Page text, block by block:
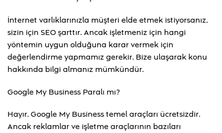
İnternet varlıklarınızla müşteri elde etmek istiyorsanız,
sizin için SEO şarttır. Ancak işletmeniz için hangi
yöntemin uygun olduğuna karar vermek için
değerlendirme yapmamız gerekir. Bize ulaşarak konu
hakkında bilgi almanız mümkündür.
Google My Business Paralı mı?
Hayır. Google My Business temel araçları ücretsizdir.
Ancak reklamlar ve işletme araçlarının bazıları